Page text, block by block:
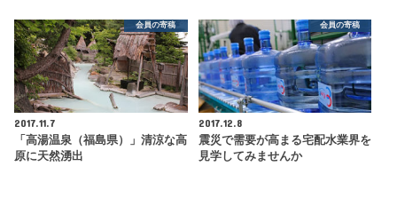
会員の寄稿
2017.11.7
「高湯温泉（福島県）」清涼な高
原に天然湧出
会員の寄稿
2017.12.8
震災で需要が高まる宅配水業界を
見学してみませんか